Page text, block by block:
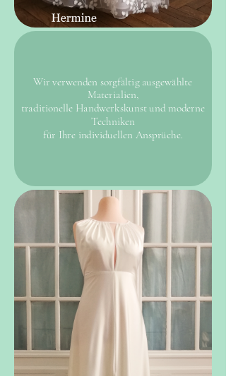
Wir verwenden sorgfältig ausgewählte
Materialien,
traditionelle Handwerkskunst und moderne
Techniken
für Ihre individuellen Ansprüche.